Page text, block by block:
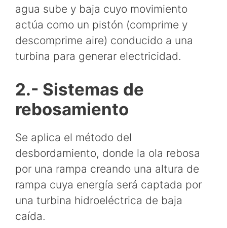
agua sube y baja cuyo movimiento
actúa como un pistón (comprime y
descomprime aire) conducido a una
turbina para generar electricidad.
2.- Sistemas de
rebosamiento
Se aplica el método del
desbordamiento, donde la ola rebosa
por una rampa creando una altura de
rampa cuya energía será captada por
una turbina hidroeléctrica de baja
caída.